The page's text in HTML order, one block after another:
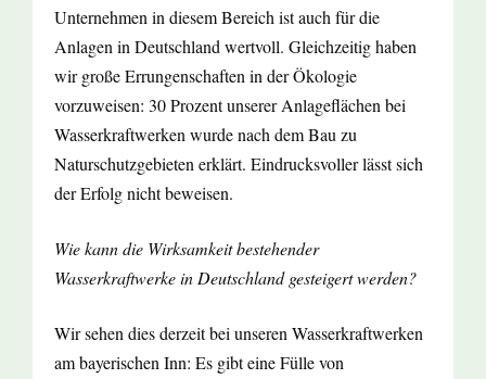
Unternehmen in diesem Bereich ist auch für die
Anlagen in Deutschland wertvoll. Gleichzeitig haben
wir große Errungenschaften in der Ökologie
vorzuweisen: 30 Prozent unserer Anlageflächen bei
Wasserkraftwerken wurde nach dem Bau zu
Naturschutzgebieten erklärt. Eindrucksvoller lässt sich
der Erfolg nicht beweisen.
Wie kann die Wirksamkeit bestehender
Wasserkraftwerke in Deutschland gesteigert werden?
Wir sehen dies derzeit bei unseren Wasserkraftwerken
am bayerischen Inn: Es gibt eine Fülle von